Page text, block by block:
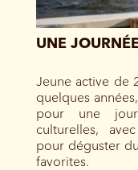
UNE
Jeune active de
quelques
pour une
culturelles,
pour déguster
favorites.